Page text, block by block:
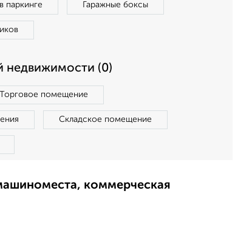
паркинге Гаражные боксы
недвижимости (0)
Торговое помещение
Складское помещение
коммерческая